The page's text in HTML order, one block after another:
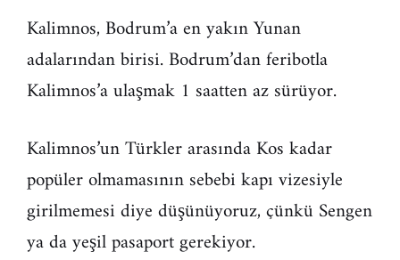
Kalimnos, Bodrum’a en yakın Yunan
adalarından birisi. Bodrum’dan feribotla
Kalimnos’a ulaşmak 1 saatten az sürüyor.
Kalimnos’un Türkler arasında Kos kadar
popüler olmamasının sebebi kapı vizesiyle
girilmemesi diye düşünüyoruz, çünkü Sengen
ya da yeşil pasaport gerekiyor.